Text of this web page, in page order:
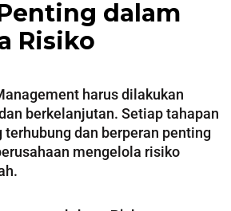
dalam
Risiko
harus dilakukan
berkelanjutan. Setiap tahapan
dan berperan penting
mengelola risiko